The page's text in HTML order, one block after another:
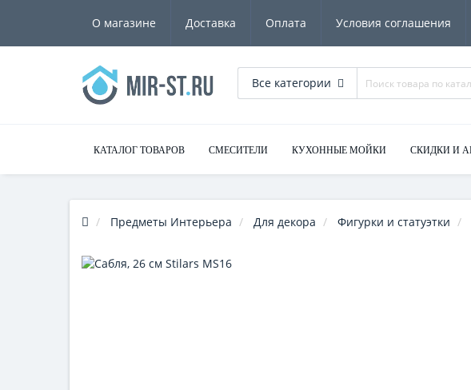
О магазине Доставка Оплата Условия соглашения
Все категории
КАТАЛОГ ТОВАРОВ СМЕСИТЕЛИ КУХОННЫЕ МОЙКИ СКИДКИ И
Предметы Интерьера Для декора Фигурки и статуэтки